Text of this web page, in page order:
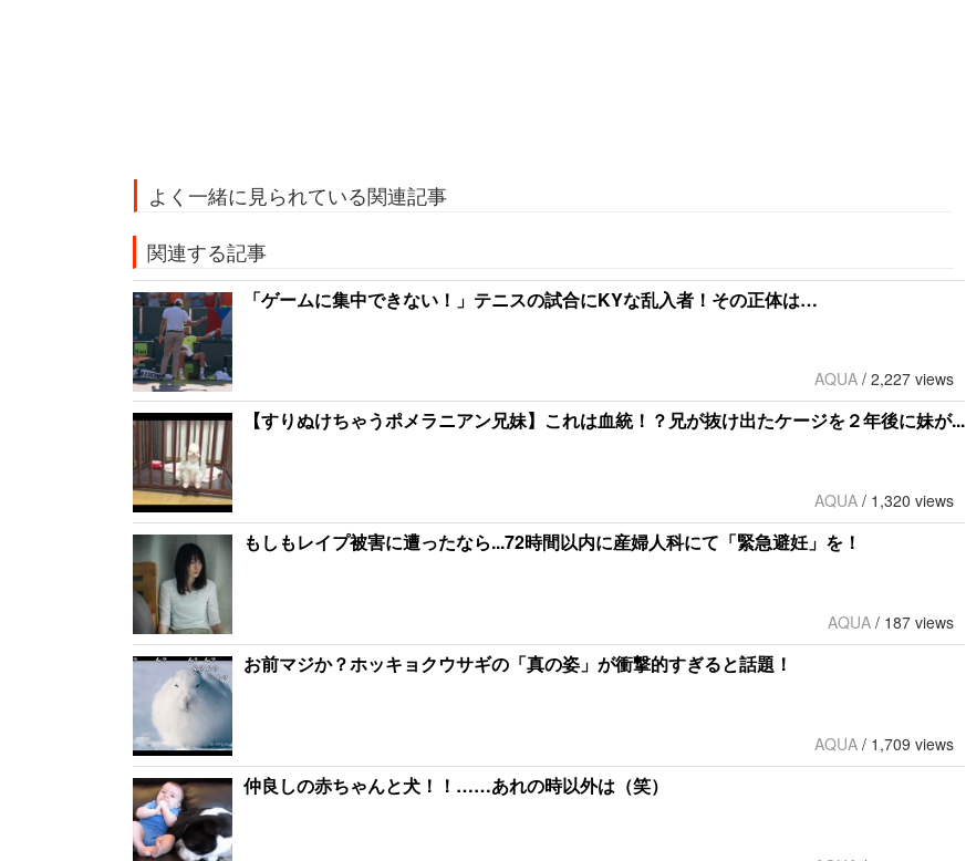
よく一緒に見られている関連記事
関連する記事
「ゲームに集中できない！」テニスの試合にKYな乱入者！その正体は…
AQUA / 2,227 views
【すりぬけちゃうポメラニアン兄妹】これは血統！？兄が抜け出たケージを２年後に妹が...
AQUA / 1,320 views
もしもレイプ被害に遭ったなら...72時間以内に産婦人科にて「緊急避妊」を！
AQUA / 187 views
お前マジか？ホッキョクウサギの「真の姿」が衝撃的すぎると話題！
AQUA / 1,709 views
仲良しの赤ちゃんと犬！！……あれの時以外は（笑）